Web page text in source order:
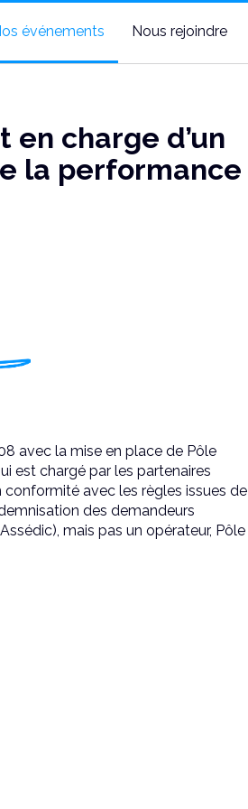
événements Nous rejoindre
en charge d’un
la performance
avec la mise en place de Pôle
est chargé par les partenaires
conformité avec les règles issues de
des demandeurs
mais pas un opérateur, Pôle